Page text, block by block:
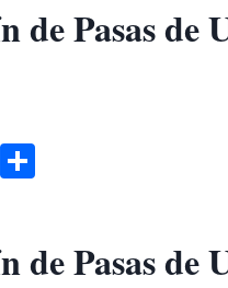
de Pasas
X
de Pasas de